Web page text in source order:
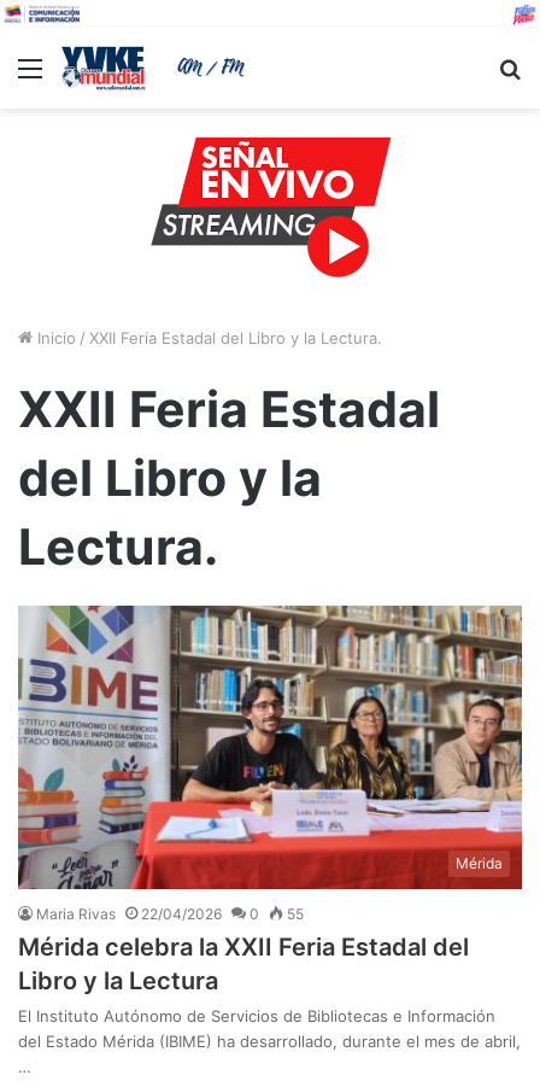
Menu
Inicio / XXII Feria Estadal del Libro y la Lectura.
XXII Feria Estadal
del Libro y la
Lectura.
Mérida
Maria Rivas 22/04/2026 0 55
Mérida celebra la XXII Feria Estadal del
Libro y la Lectura
El Instituto Autónomo de Servicios de Bibliotecas e Información
del Estado Mérida (IBIME) ha desarrollado, durante el mes de abril,
…